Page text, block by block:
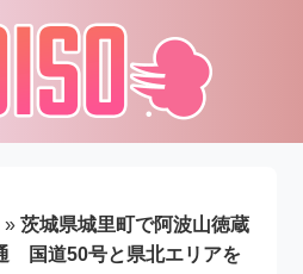
»茨城県城里町で阿波山徳蔵
国道50号と県北エリアを